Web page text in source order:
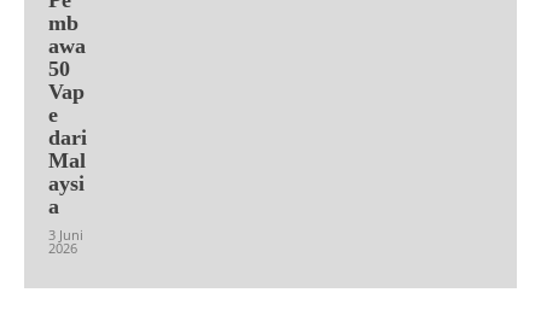
mb
awa
50
Vap
e
dari
Mal
aysi
a
3 Juni
2026